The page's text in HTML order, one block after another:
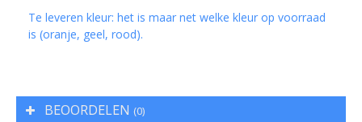
Te leveren kleur: het is maar net welke kleur op voorraad
is (oranje, geel, rood).
BEOORDELEN (0)